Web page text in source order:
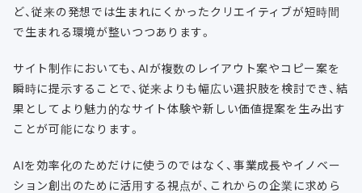
ど、従来の発想では生まれにくかったクリエイティブが短時間
で生まれる環境が整いつつあります。
サイト制作においても、AIが複数のレイアウト案やコピー案を
瞬時に提示することで、従来よりも幅広い選択肢を検討でき、結
果としてより魅力的なサイト体験や新しい価値提案を生み出す
ことが可能になります。
AIを効率化のためだけに使うのではなく、事業成長やイノベー
ション創出のために活用する視点が、これからの企業に求めら